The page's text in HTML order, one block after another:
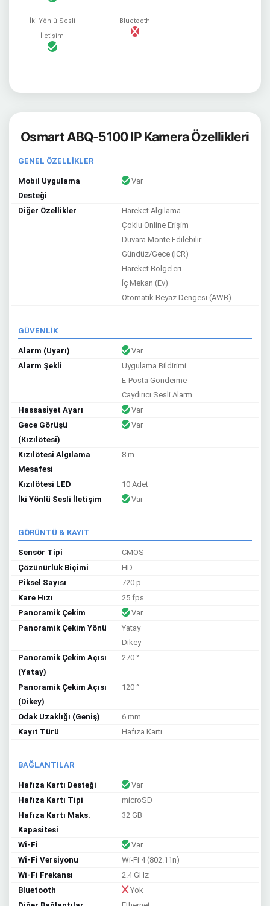
İki Yönlü Sesli
İletişim
Bluetooth
Osmart ABQ-5100 IP Kamera Özellikleri
GENEL ÖZELLİKLER
Mobil Uygulama
Desteği
Var
Diğer Özellikler
Hareket Algılama
Çoklu Online Erişim
Duvara Monte Edilebilir
Gündüz/Gece (ICR)
Hareket Bölgeleri
İç Mekan (Ev)
Otomatik Beyaz Dengesi (AWB)
GÜVENLİK
Alarm (Uyarı)
Var
Alarm Şekli
Uygulama Bildirimi
E-Posta Gönderme
Caydırıcı Sesli Alarm
Hassasiyet Ayarı
Var
Gece Görüşü
(Kızılötesi)
Var
Kızılötesi Algılama
Mesafesi
8 m
Kızılötesi LED
10 Adet
İki Yönlü Sesli İletişim
Var
GÖRÜNTÜ & KAYIT
Sensör Tipi
CMOS
Çözünürlük Biçimi
HD
Piksel Sayısı
720 p
Kare Hızı
25 fps
Panoramik Çekim
Var
Panoramik Çekim Yönü
Yatay
Dikey
Panoramik Çekim Açısı
(Yatay)
270 °
Panoramik Çekim Açısı
(Dikey)
120 °
Odak Uzaklığı (Geniş)
6 mm
Kayıt Türü
Hafıza Kartı
BAĞLANTILAR
Hafıza Kartı Desteği
Var
Hafıza Kartı Tipi
microSD
Hafıza Kartı Maks.
Kapasitesi
32 GB
Wi-Fi
Var
Wi-Fi Versiyonu
Wi-Fi 4 (802.11n)
Wi-Fi Frekansı
2.4 GHz
Bluetooth
Yok